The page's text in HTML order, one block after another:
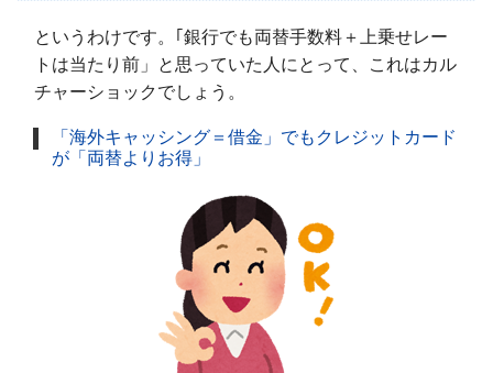
というわけです。｢銀行でも両替手数料＋上乗せレー
トは当たり前」と思っていた人にとって、これはカル
チャーショックでしょう。
「海外キャッシング＝借金」でもクレジットカード
が「両替よりお得」